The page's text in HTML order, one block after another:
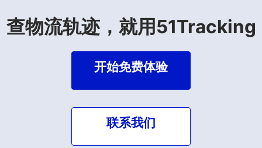
查物流轨迹，就用51Tracking
开始免费体验
联系我们